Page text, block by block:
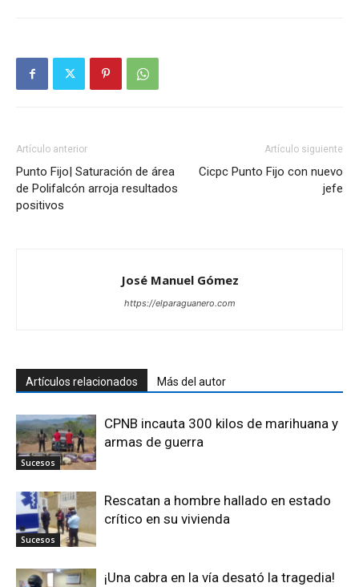
Artículo anterior
Punto Fijo| Saturación de área
de Polifalcón arroja resultados
positivos
Artículo siguiente
Cicpc Punto Fijo con nuevo
jefe
José Manuel Gómez
https://elparaguanero.com
Artículos relacionados Más del autor
Sucesos
CPNB incauta 300 kilos de marihuana y
armas de guerra
Sucesos
Rescatan a hombre hallado en estado
crítico en su vivienda
¡Una cabra en la vía desató la tragedia!